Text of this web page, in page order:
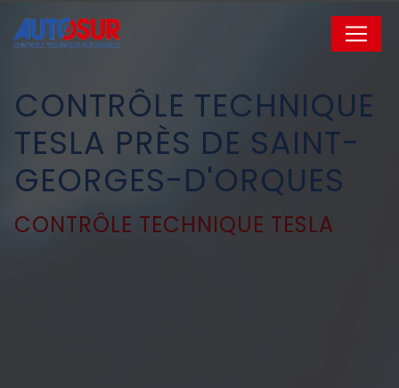
CONTRÔLE TECHNIQUE
TESLA PRÈS DE SAINT-
GEORGES-D'ORQUES
CONTRÔLE TECHNIQUE TESLA